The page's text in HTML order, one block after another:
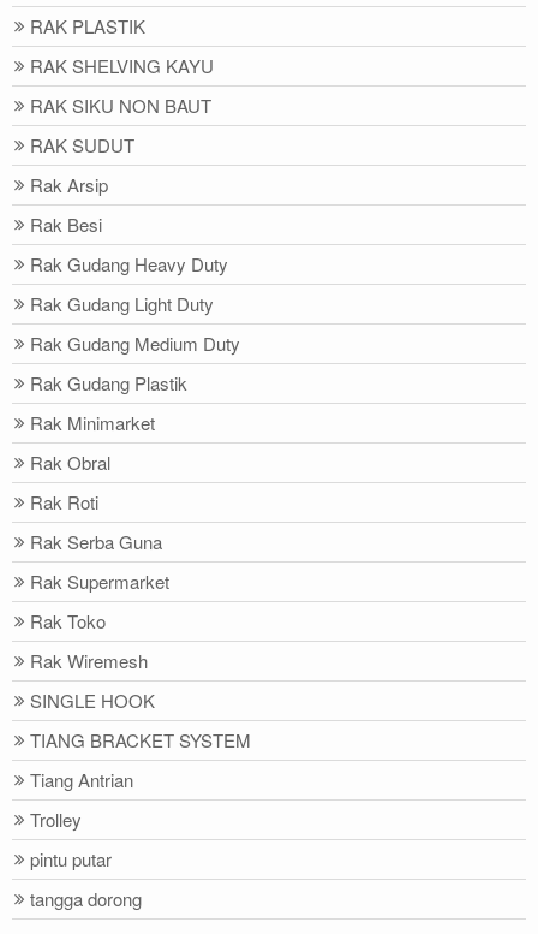
RAK PLASTIK
RAK SHELVING KAYU
RAK SIKU NON BAUT
RAK SUDUT
Rak Arsip
Rak Besi
Rak Gudang Heavy Duty
Rak Gudang Light Duty
Rak Gudang Medium Duty
Rak Gudang Plastik
Rak Minimarket
Rak Obral
Rak Roti
Rak Serba Guna
Rak Supermarket
Rak Toko
Rak Wiremesh
SINGLE HOOK
TIANG BRACKET SYSTEM
Tiang Antrian
Trolley
pintu putar
tangga dorong